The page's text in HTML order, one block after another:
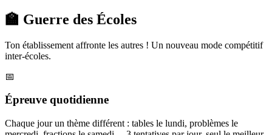
🏫 Guerre des Écoles
Ton établissement affronte les autres ! Un nouveau mode compétitif
inter-écoles.
📅
Épreuve quotidienne
Chaque jour un thème différent : tables le lundi, problèmes le